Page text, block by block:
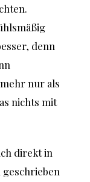
denn
nur als
nichts mit
direkt in